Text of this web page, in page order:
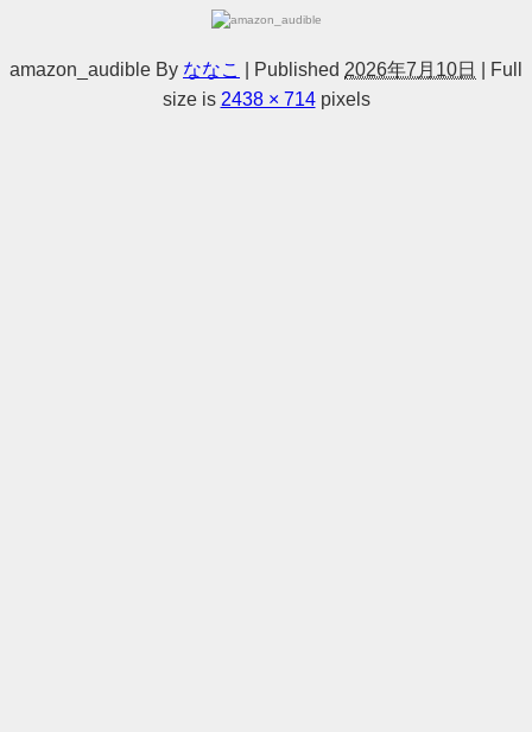
amazon_audible By ななこ Published 2026年7月10日
Full
size is 2438 × 714pixels